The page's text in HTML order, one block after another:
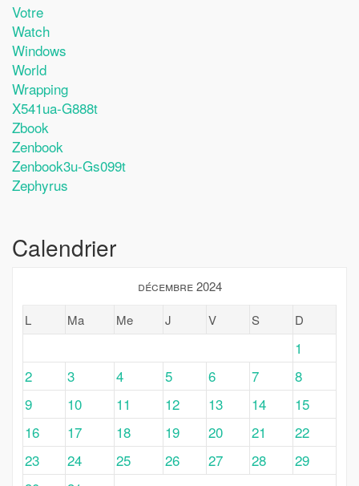
Votre
Watch
Windows
World
Wrapping
X541ua-G888t
Zbook
Zenbook
Zenbook3u-Gs099t
Zephyrus
Calendrier
décembre 2024
L
Ma Me J V S D
1
2
3 4 5 6 7
8
9
10 11 12 13 14
15
16
17 18 19 20 21
22
23
24 25 26 27 28
29